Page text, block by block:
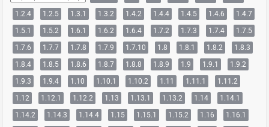
1.2.4
1.2.5 1.3.1 1.3.2 1.4.2 1.4.4 1.4.5 1.4.6
1.4.7
1.5.1
1.5.2 1.6.1 1.6.2 1.6.4 1.7.2 1.7.3 1.7.4
1.7.5
1.7.6
1.7.7 1.7.8 1.7.9 1.7.10 1.8 1.8.1 1.8.2
1.8.3
1.8.4
1.8.5 1.8.6 1.8.7 1.8.8 1.8.9 1.9 1.9.1
1.9.2
1.9.3
1.9.4 1.10 1.10.1 1.10.2 1.11 1.11.1
1.11.2
1.12
1.12.1 1.12.2 1.13 1.13.1 1.13.2 1.14
1.14.1
1.14.2
1.14.3 1.14.4 1.15 1.15.1 1.15.2 1.16
1.16.1